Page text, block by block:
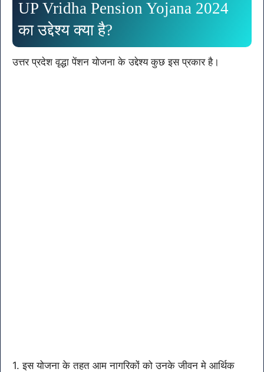
UP Vridha Pension Yojana 2024
का उद्देश्य क्या है?
उत्तर प्रदेश वृद्धा पेंशन योजना के उद्देश्य कुछ इस प्रकार है।
1. इस योजना के तहत आम नागरिकों को उनके जीवन मे आर्थिक